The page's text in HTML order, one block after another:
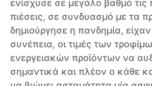
ενίσχυσε σε μεγάλο βαθμό τις
πιέσεις, σε συνδυασμό με τα
δημιούργησε η πανδημία,
συνέπεια, οι τιμές των
ενεργειακών προϊόντων να
σημαντικά και πλέον ο κάθε